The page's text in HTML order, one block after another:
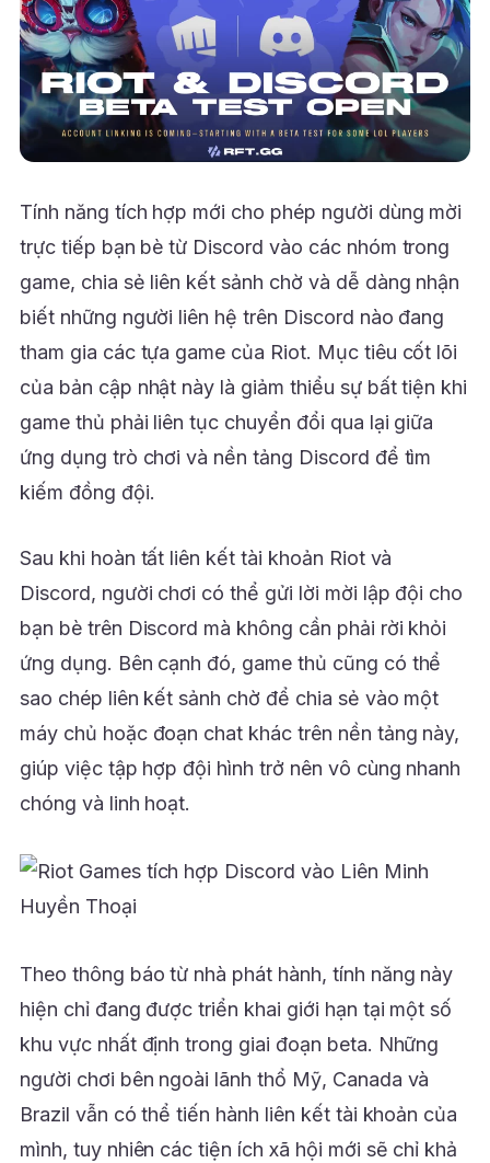
Tính năng tích hợp mới cho phép người dùng mời
trực tiếp bạn bè từ Discord vào các nhóm trong
game, chia sẻ liên kết sảnh chờ và dễ dàng nhận
biết những người liên hệ trên Discord nào đang
tham gia các tựa game của Riot. Mục tiêu cốt lõi
của bản cập nhật này là giảm thiểu sự bất tiện khi
game thủ phải liên tục chuyển đổi qua lại giữa
ứng dụng trò chơi và nền tảng Discord để tìm
kiếm đồng đội.
Sau khi hoàn tất liên kết tài khoản Riot và
Discord, người chơi có thể gửi lời mời lập đội cho
bạn bè trên Discord mà không cần phải rời khỏi
ứng dụng. Bên cạnh đó, game thủ cũng có thể
sao chép liên kết sảnh chờ để chia sẻ vào một
máy chủ hoặc đoạn chat khác trên nền tảng này,
giúp việc tập hợp đội hình trở nên vô cùng nhanh
chóng và linh hoạt.
Theo thông báo từ nhà phát hành, tính năng này
hiện chỉ đang được triển khai giới hạn tại một số
khu vực nhất định trong giai đoạn beta. Những
người chơi bên ngoài lãnh thổ Mỹ, Canada và
Brazil vẫn có thể tiến hành liên kết tài khoản của
mình, tuy nhiên các tiện ích xã hội mới sẽ chỉ khả